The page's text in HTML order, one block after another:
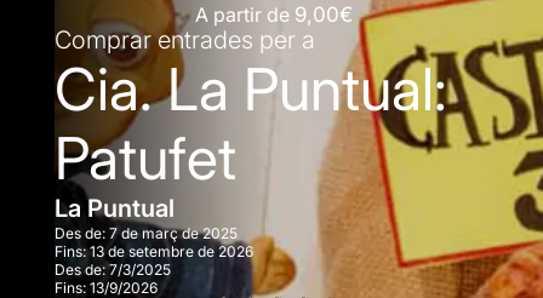
A partir de 9,00€
Comprar entrades per a
Cia. La Puntual:
Patufet
La Puntual
Des de: 7 de març de 2025
Fins:13 de setembre de 2026
Des de:7/3/2025
Fins: 13/9/2026